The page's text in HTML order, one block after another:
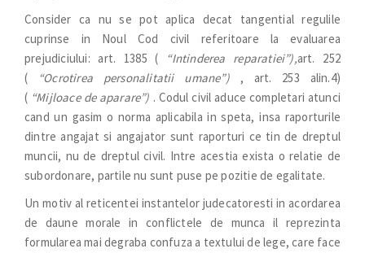
Consider ca nu se pot aplica decat tangential regulile
cuprinse in Noul Cod civil referitoare la evaluarea
prejudiciului: art. 1385 ( “Intinderea reparatiei”),art. 252
(
“Ocrotirea personalitatii umane”) , art. 253 alin.4)
( “Mijloace de aparare”) . Codul civil aduce completari atunci
cand un gasim o norma aplicabila in speta, insa raporturile
dintre angajat si angajator sunt raporturi ce tin de dreptul
muncii, nu de dreptul civil. Intre acestia exista o relatie de
subordonare, partile nu sunt puse pe pozitie de egalitate.
Un motiv al reticentei instantelor judecatoresti in acordarea
de daune morale in conflictele de munca il reprezinta
formularea mai degraba confuza a textului de lege, care face